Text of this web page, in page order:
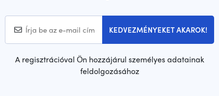
KEDVEZMÉNYEKET AKAROK!
A regisztrációval Ön hozzájárul személyes adatainak
feldolgozásához